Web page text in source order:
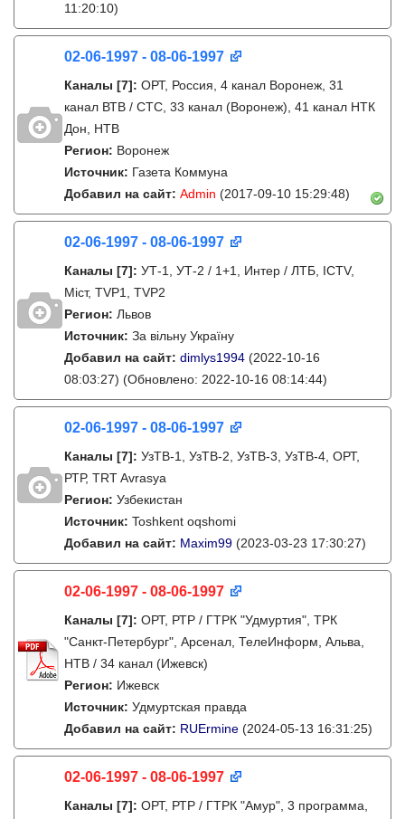
11:20:10)
02-06-1997 - 08-06-1997
Каналы [7]: ОРТ, Россия, 4 канал Воронеж, 31
канал ВТВ / СТС, 33 канал (Воронеж), 41 канал НТК
Дон, НТВ
Регион: Воронеж
Источник: Газета Коммуна
Добавил на сайт: Admin (2017-09-10 15:29:48)
02-06-1997 - 08-06-1997
Каналы [7]: УТ-1, УТ-2 / 1+1, Интер / ЛТБ, ICTV,
Міст, TVP1, TVP2
Регион: Львов
Источник: За вільну Україну
Добавил на сайт: dimlys1994 (2022-10-16
08:03:27) (Обновлено: 2022-10-16 08:14:44)
02-06-1997 - 08-06-1997
Каналы [7]: УзТВ-1, УзТВ-2, УзТВ-3, УзТВ-4, ОРТ,
РТР, TRT Avrasya
Регион: Узбекистан
Источник: Toshkent oqshomi
Добавил на сайт: Maxim99 (2023-03-23 17:30:27)
02-06-1997 - 08-06-1997
Каналы [7]: ОРТ, РТР / ГТРК "Удмуртия", ТРК
"Санкт-Петербург", Арсенал, ТелеИнформ, Альва,
НТВ / 34 канал (Ижевск)
Регион: Ижевск
Источник: Удмуртская правда
Добавил на сайт: RUErmine (2024-05-13 16:31:25)
02-06-1997 - 08-06-1997
Каналы [7]: ОРТ, РТР / ГТРК "Амур", 3 программа,